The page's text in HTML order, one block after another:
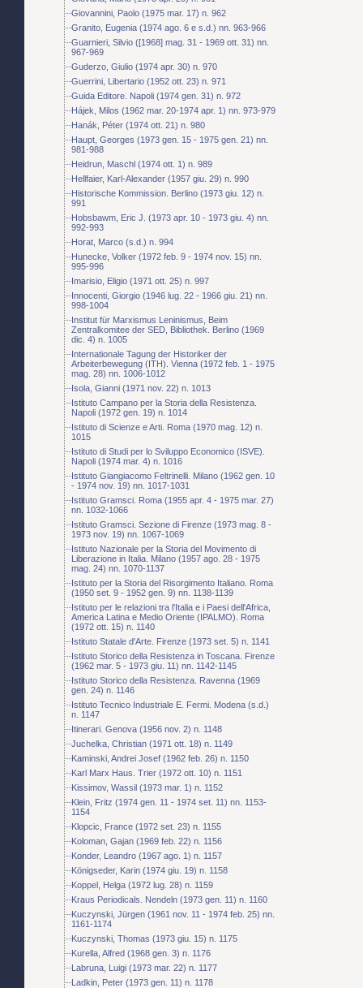
Giovannini, Paolo (1975 mar. 17) n. 962
Granito, Eugenia (1974 ago. 6 e s.d.) nn. 963-966
Guarnieri, Silvio ([1968] mag. 31 - 1969 ott. 31) nn.
967-969
Guderzo, Giulio (1974 apr. 30) n. 970
Guerrini, Libertario (1952 ott. 23) n. 971
Guida Editore. Napoli (1974 gen. 31) n. 972
Hájek, Milos (1962 mar. 20-1974 apr. 1) nn. 973-979
Hanák, Péter (1974 ott. 21) n. 980
Haupt, Georges (1973 gen. 15 - 1975 gen. 21) nn.
981-988
Heidrun, Maschl (1974 ott. 1) n. 989
Hellfaier, Karl-Alexander (1957 giu. 29) n. 990
Historische Kommission. Berlino (1973 giu. 12) n.
991
Hobsbawm, Eric J. (1973 apr. 10 - 1973 giu. 4) nn.
992-993
Horat, Marco (s.d.) n. 994
Hunecke, Volker (1972 feb. 9 - 1974 nov. 15) nn.
995-996
Imarisio, Eligio (1971 ott. 25) n. 997
Innocenti, Giorgio (1946 lug. 22 - 1966 giu. 21) nn.
998-1004
Institut für Marxismus Leninismus, Beim
Zentralkomitee der SED, Bibliothek. Berlino (1969
dic. 4) n. 1005
Internationale Tagung der Historiker der
Arbeiterbewegung (ITH). Vienna (1972 feb. 1 - 1975
mag. 28) nn. 1006-1012
Isola, Gianni (1971 nov. 22) n. 1013
Istituto Campano per la Storia della Resistenza.
Napoli (1972 gen. 19) n. 1014
Istituto di Scienze e Arti. Roma (1970 mag. 12) n.
1015
Istituto di Studi per lo Sviluppo Economico (ISVE).
Napoli (1974 mar. 4) n. 1016
Istituto Giangiacomo Feltrinelli. Milano (1962 gen. 10
- 1974 nov. 19) nn. 1017-1031
Istituto Gramsci. Roma (1955 apr. 4 - 1975 mar. 27)
nn. 1032-1066
Istituto Gramsci. Sezione di Firenze (1973 mag. 8 -
1973 nov. 19) nn. 1067-1069
Istituto Nazionale per la Storia del Movimento di
Liberazione in Italia. Milano (1957 ago. 28 - 1975
mag. 24) nn. 1070-1137
Istituto per la Storia del Risorgimento Italiano. Roma
(1950 set. 9 - 1952 gen. 9) nn. 1138-1139
Istituto per le relazioni tra l'Italia e i Paesi dell'Africa,
America Latina e Medio Oriente (IPALMO). Roma
(1972 ott. 15) n. 1140
Istituto Statale d'Arte. Firenze (1973 set. 5) n. 1141
Istituto Storico della Resistenza in Toscana. Firenze
(1962 mar. 5 - 1973 giu. 11) nn. 1142-1145
Istituto Storico della Resistenza. Ravenna (1969
gen. 24) n. 1146
Istituto Tecnico Industriale E. Fermi. Modena (s.d.)
n. 1147
Itinerari. Genova (1956 nov. 2) n. 1148
Juchelka, Christian (1971 ott. 18) n. 1149
Kaminski, Andrei Josef (1962 feb. 26) n. 1150
Karl Marx Haus. Trier (1972 ott. 10) n. 1151
Kissimov, Wassil (1973 mar. 1) n. 1152
Klein, Fritz (1974 gen. 11 - 1974 set. 11) nn. 1153-
1154
Klopcic, France (1972 set. 23) n. 1155
Koloman, Gajan (1969 feb. 22) n. 1156
Konder, Leandro (1967 ago. 1) n. 1157
Königseder, Karin (1974 giu. 19) n. 1158
Koppel, Helga (1972 lug. 28) n. 1159
Kraus Periodicals. Nendeln (1973 gen. 11) n. 1160
Kuczynski, Jürgen (1961 nov. 11 - 1974 feb. 25) nn.
1161-1174
Kuczynski, Thomas (1973 giu. 15) n. 1175
Kurella, Alfred (1968 gen. 3) n. 1176
Labruna, Luigi (1973 mar. 22) n. 1177
Ladkin, Peter (1973 gen. 11) n. 1178